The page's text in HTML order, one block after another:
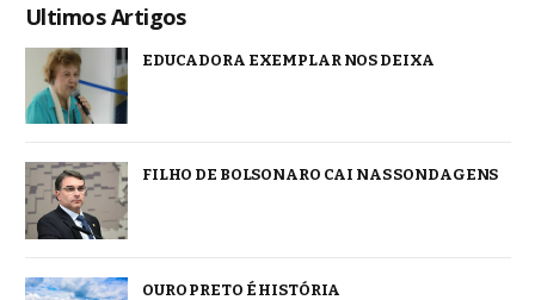
Ultimos Artigos
EDUCADORA EXEMPLAR NOS DEIXA
FILHO DE BOLSONARO CAI NAS SONDAGENS
OURO PRETO É HISTÓRIA